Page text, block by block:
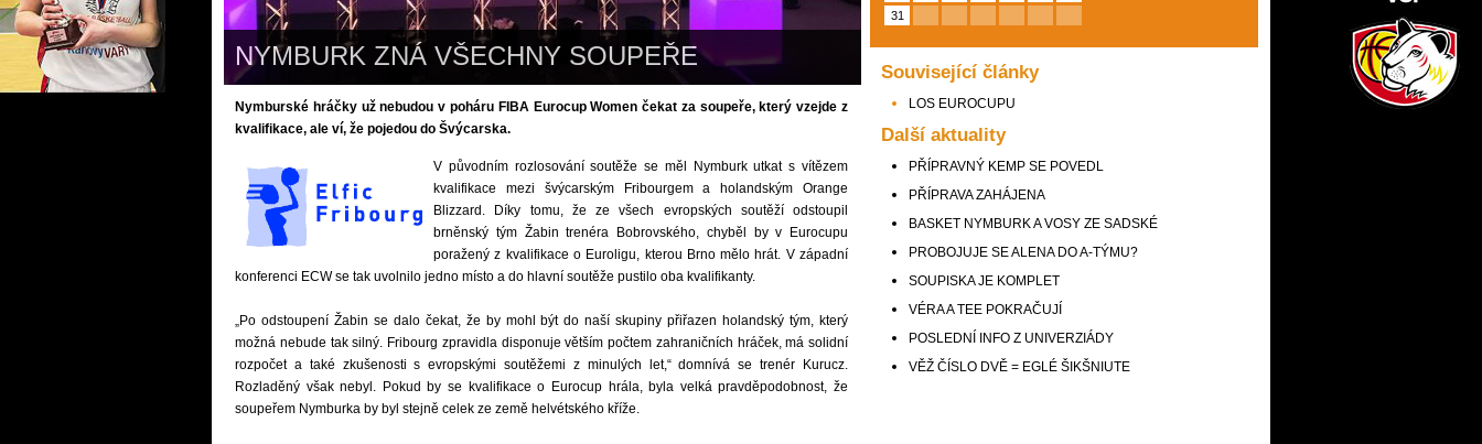
NYMBURK ZNÁ VŠECHNY SOUPEŘE
Nymburské hráčky už nebudou v poháru FIBA Eurocup Women čekat za soupeře, který vzejde z
kvalifikace, ale ví, že pojedou do Švýcarska.
V původním rozlosování soutěže se měl Nymburk utkat s vítězem
kvalifikace mezi švýcarským Fribourgem a holandským Orange
Blizzard. Díky tomu, že ze všech evropských soutěží odstoupil
brněnský tým Žabin trenéra Bobrovského, chyběl by v Eurocupu
poražený z kvalifikace o Euroligu, kterou Brno mělo hrát. V západní
konferenci ECW se tak uvolnilo jedno místo a do hlavní soutěže pustilo oba kvalifikanty.
„Po odstoupení Žabin se dalo čekat, že by mohl být do naší skupiny přiřazen holandský tým, který
možná nebude tak silný. Fribourg zpravidla disponuje větším počtem zahraničních hráček, má solidní
rozpočet a také zkušenosti s evropskými soutěžemi z minulých let,“ domnívá se trenér Kurucz.
Rozladěný však nebyl. Pokud by se kvalifikace o Eurocup hrála, byla velká pravděpodobnost, že
soupeřem Nymburka by byl stejně celek ze země helvétského kříže.
31
Související články
LOS EUROCUPU
Další aktuality
PŘÍPRAVNÝ KEMP SE POVEDL
PŘÍPRAVA ZAHÁJENA
BASKET NYMBURK A VOSY ZE SADSKÉ
PROBOJUJE SE ALENA DO A-TÝMU?
SOUPISKA JE KOMPLET
VÉRA A TEE POKRAČUJÍ
POSLEDNÍ INFO Z UNIVERZIÁDY
VĚŽ ČÍSLO DVĚ = EGLÉ ŠIKŠNIUTE